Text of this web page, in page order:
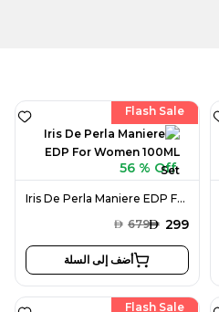
Flash Sale
56 % Off
Iris De Perla Maniere EDP For Women 100ML Set
AED 299
AED 679
أضف إلى السلة
Flash Sale